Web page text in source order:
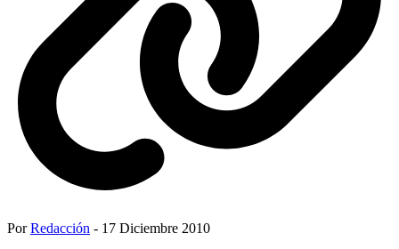
PorRedacción - 17 Diciembre 2010